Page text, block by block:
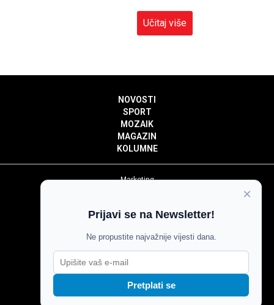
Učitaj više
NOVOSTI
SPORT
MOZAIK
MAGAZIN
KOLUMNE
Marketing
Impressum
Pravila komentiranja
Agroglas
×
Prijavi se na Newsletter!
Ne propustite najvažnije vijesti dana.
Pretplati se